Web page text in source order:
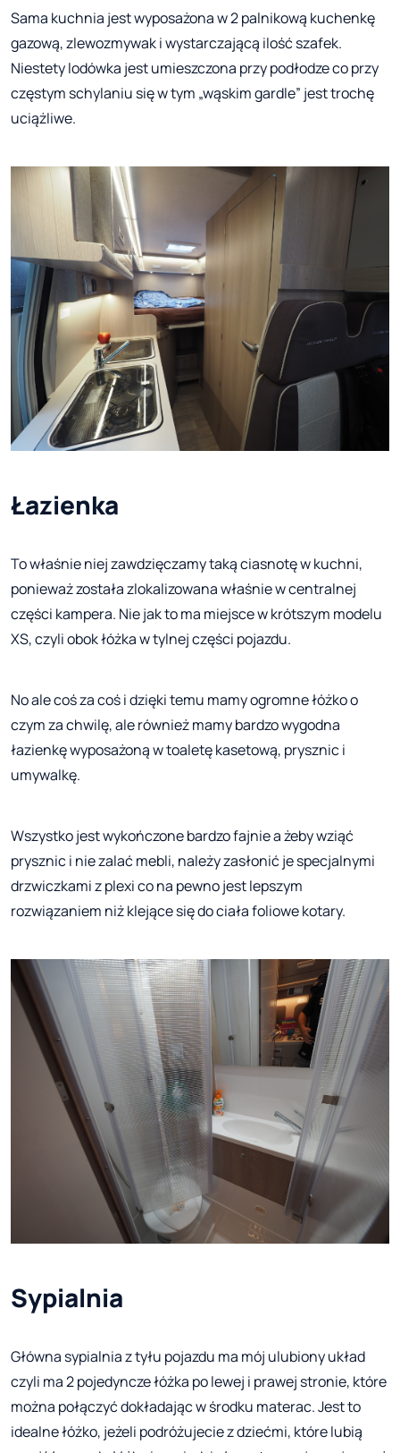
Sama kuchnia jest wyposażona w 2 palnikową kuchenkę
gazową, zlewozmywak i wystarczającą ilość szafek.
Niestety lodówka jest umieszczona przy podłodze co przy
częstym schylaniu się w tym „wąskim gardle” jest trochę
uciążliwe.
Łazienka
To właśnie niej zawdzięczamy taką ciasnotę w kuchni,
ponieważ została zlokalizowana właśnie w centralnej
części kampera. Nie jak to ma miejsce w krótszym modelu
XS, czyli obok łóżka w tylnej części pojazdu.
No ale coś za coś i dzięki temu mamy ogromne łóżko o
czym za chwilę, ale również mamy bardzo wygodna
łazienkę wyposażoną w toaletę kasetową, prysznic i
umywalkę.
Wszystko jest wykończone bardzo fajnie a żeby wziąć
prysznic i nie zalać mebli, należy zasłonić je specjalnymi
drzwiczkami z plexi co na pewno jest lepszym
rozwiązaniem niż klejące się do ciała foliowe kotary.
Sypialnia
Główna sypialnia z tyłu pojazdu ma mój ulubiony układ
czyli ma 2 pojedyncze łóżka po lewej i prawej stronie, które
można połączyć dokładając w środku materac. Jest to
idealne łóżko, jeżeli podróżujecie z dziećmi, które lubią